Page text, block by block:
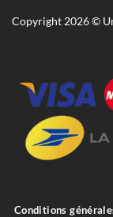
Copyright 2026 ©
Conditions